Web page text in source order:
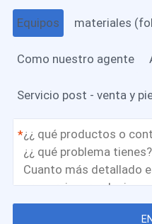
Equipos materiales
Como nuestro agente
Servicio post - venta y
*